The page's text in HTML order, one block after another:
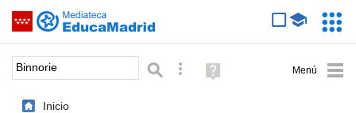
Saltar navegación
Palabra o frase: Búsqueda avanzada
Ayuda
(en
Inicio